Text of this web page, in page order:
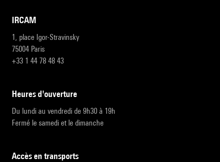
IRCAM
1, place Igor-Stravinsky
75004 Paris
+33 1 44 78 48 43
heures d'ouverture
Du lundi au vendredi de 9h30 à 19h
Fermé le samedi et le dimanche
accès en transports